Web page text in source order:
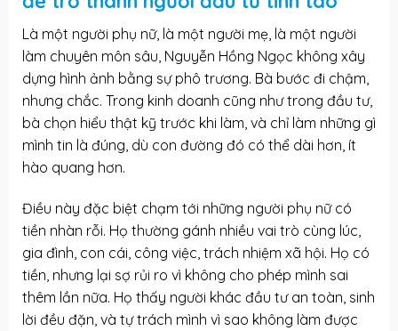
Là một người phụ nữ, là một người mẹ, là một người
làm chuyên môn sâu, Nguyễn Hồng Ngọc không xây
dựng hình ảnh bằng sự phô trương. Bà bước đi chậm,
nhưng chắc. Trong kinh doanh cũng như trong đầu tư,
bà chọn hiểu thật kỹ trước khi làm, và chỉ làm những gì
mình tin là đúng, dù con đường đó có thể dài hơn, ít
hào quang hơn.
Điều này đặc biệt chạm tới những người phụ nữ có
tiền nhàn rỗi. Họ thường gánh nhiều vai trò cùng lúc,
gia đình, con cái, công việc, trách nhiệm xã hội. Họ có
tiền, nhưng lại sợ rủi ro vì không cho phép mình sai
thêm lần nữa. Họ thấy người khác đầu tư an toàn , sinh
lời đều đặn, và tự trách mình vì sao không làm được